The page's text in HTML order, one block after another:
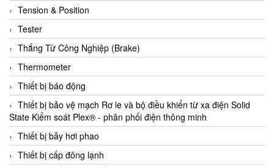
Tension & Position
Tester
Thắng Từ Công Nghiệp (Brake)
Thermometer
Thiết bị báo động
Thiết bị bảo vệ mạch Rơ le và bộ điều khiển từ xa điện Solid
State Kiểm soát Plex® - phân phối điện thông minh
Thiết bị bẫy hơi phao
Thiết bị cấp đông lạnh